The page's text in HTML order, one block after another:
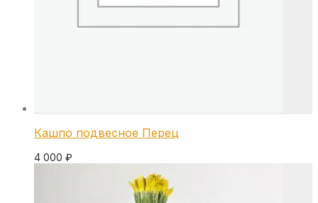
Кашпо подвесное Перец
4 000 ₽